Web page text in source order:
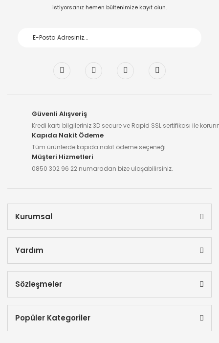
istiyorsanız hemen bültenimize kayıt olun.
Güvenli Alışveriş
Kredi kartı bilgileriniz 3D secure ve Rapid SSL sertifikası ile
Kapıda Nakit Ödeme
Tüm ürünlerde kapıda nakit ödeme seçeneği.
Müşteri Hizmetleri
0850 302 96 22 numaradan bize ulaşabilirsiniz.
Kurumsal
Yardım
Sözleşmeler
Popüler Kategoriler